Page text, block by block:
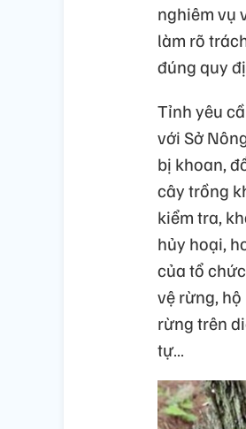
nghiêm vụ
làm rõ
đúng quy
Tỉnh yêu
với Sở
bị khoan,
cây trồng
kiểm tra,
hủy hoại,
của tổ
vệ rừng,
rừng trên
tự…